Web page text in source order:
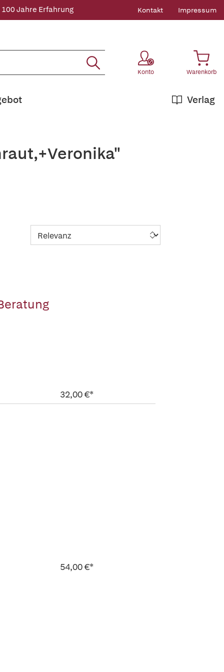
100 Jahre Erfahrung Kontakt Impressum
Konto Warenkorb
Verlag
32,00 €*
54,00 €*